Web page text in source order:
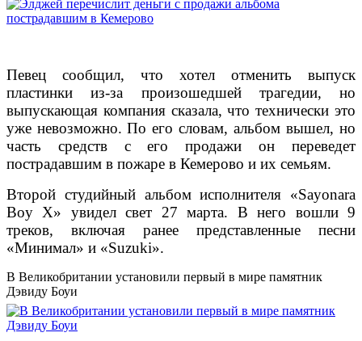
Певец сообщил, что хотел отменить выпуск
пластинки из-за произошедшей трагедии, но
выпускающая компания сказала, что технически это
уже невозможно. По его словам, альбом вышел, но
часть средств с его продажи он переведет
пострадавшим в пожаре в Кемерово и их семьям.
Второй студийный альбом исполнителя «Sayonara
Boy X» увидел свет 27 марта. В него вошли 9
треков, включая ранее представленные песни
«Минимал» и «Suzuki».
В Великобритании установили первый в мире памятник
Дэвиду Боуи